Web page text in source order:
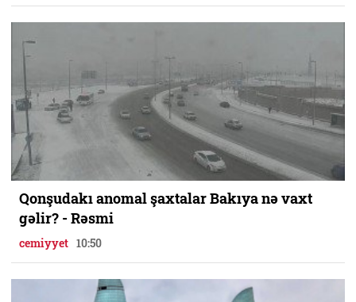
Qonşudakı anomal şaxtalar Bakıya nə vaxt
gəlir? - Rəsmi
cemiyyet 10:50